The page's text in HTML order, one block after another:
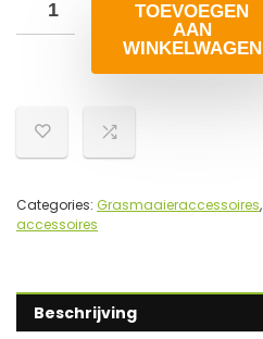
TOEVOEGEN
AAN
WINKELWAGEN
Categories: Grasmaaieraccessoires,
accessoires
Beschrijving